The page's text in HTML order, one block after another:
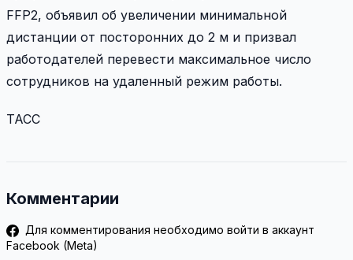
FFP2, объявил об увеличении минимальной
дистанции от посторонних до 2 м и призвал
работодателей перевести максимальное число
сотрудников на удаленный режим работы.
ТАСС
Комментарии
Для комментирования необходимо войти в аккаунт
Facebook (Meta)